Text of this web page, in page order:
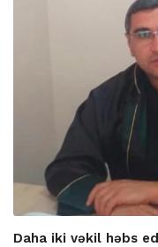
Daha iki vəkil həbs